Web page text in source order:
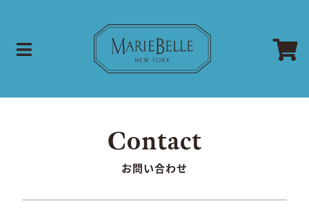
お問い合わせ